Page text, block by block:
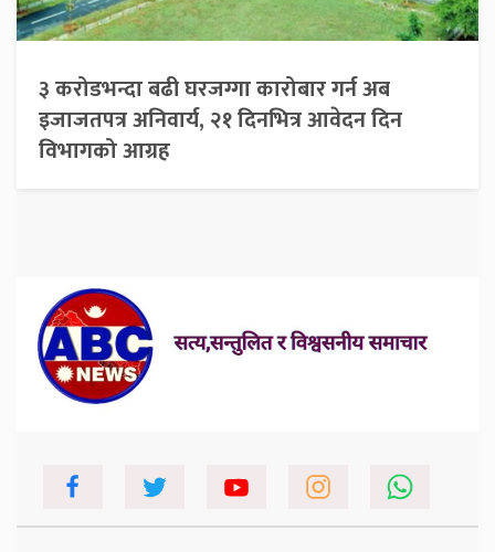
३ करोडभन्दा बढी घरजग्गा कारोबार गर्न अब
इजाजतपत्र अनिवार्य, २१ दिनभित्र आवेदन दिन
विभागको आग्रह